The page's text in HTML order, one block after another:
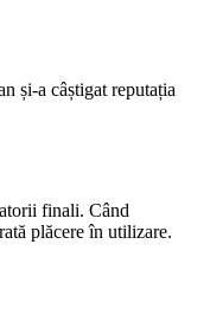
și-a câștigat reputația
finali. Când
plăcere în utilizare.